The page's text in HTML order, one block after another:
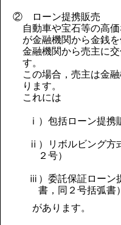
② ローン提携販売
自動車や宝石等の高
が金融機関から金銭
金融機関から売主に
す。
この場合，売主は金
ります。
これには
ⅰ）包括ローン提携
ⅱ）リボルビング方
２号）
ⅲ）委託保証ローン
書，同２号括弧書）
があります。